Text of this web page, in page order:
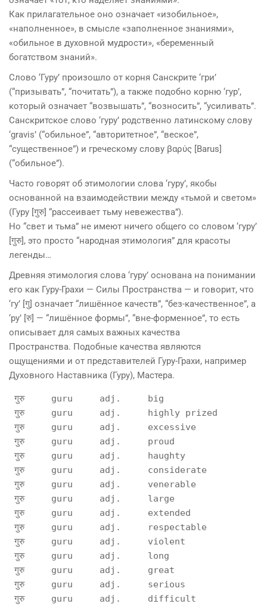
Как прилагательное оно означает «изобильное»,
«наполненное», в смысле «заполненное знаниями»,
«обильное в духовной мудрости», «беременный
богатством знаний».
Слово ‘Гуру’ произошло от корня Санскрите ‘гри’
(“призывать”, “почитать”), а также подобно корню ‘гур’,
который означает “возвышать”, “возносить”, “усиливать”.
Санскритское слово ‘гуру’ родственно латинскому слову
‘gravis’ (“обильное”, “авторитетное”, “веское”,
“существенное”) и греческому слову βαρύς [Barus]
(“обильное”).
Часто говорят об этимологии слова ‘гуру’, якобы
основанной на взаимодействии между «тьмой и светом»
(Гуру [गुरु] “рассеивает тьму невежества”).
Но “свет и тьма” не имеют ничего общего со словом ‘гуру’
[गुरु], это просто “народная этимология” для красоты
легенды…
Древняя этимология слова ‘гуру’ основана на понимании
его как Гуру-Грахи — Силы Пространства — и говорит, что
‘гу’ [गु] означает “лишённое качеств”, “без-качественное”, а
‘ру’ [रु] — “лишённое формы”, “вне-форменное”, то есть
описывает для самых важных качества
Пространства. Подобные качества являются
ощущениями и от представителей Гуру-Грахи, например
Духовного Наставника (Гуру), Мастера.
गुरु     guru     adj.     big
गुरु     guru     adj.     highly prized
गुरु     guru     adj.     excessive
गुरु     guru     adj.     proud
गुरु     guru     adj.     haughty
गुरु     guru     adj.     considerate
गुरु     guru     adj.     venerable
गुरु     guru     adj.     large
गुरु     guru     adj.     extended
गुरु     guru     adj.     respectable
गुरु     guru     adj.     violent
गुरु     guru     adj.     long
गुरु     guru     adj.     great
गुरु     guru     adj.     serious
गुरु     guru     adj.     difficult